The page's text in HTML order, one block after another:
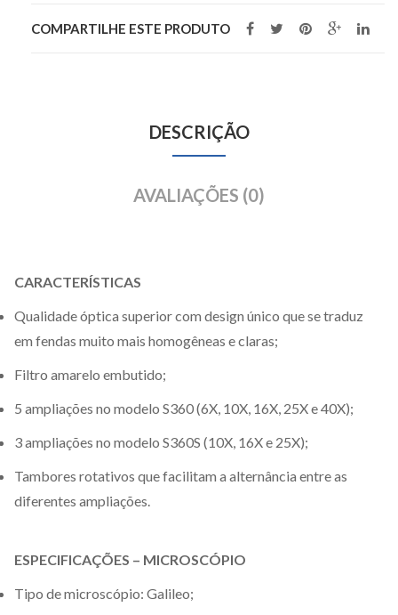
COMPARTILHE ESTE PRODUTO
DESCRIÇÃO
AVALIAÇÕES (0)
CARACTERÍSTICAS
Qualidade óptica superior com design único que se traduz
em fendas muito mais homogêneas e claras;
Filtro amarelo embutido;
5 ampliações no modelo S360 (6X, 10X, 16X, 25X e 40X);
3 ampliações no modelo S360S (10X, 16X e 25X);
Tambores rotativos que facilitam a alternância entre as
diferentes ampliações.
ESPECIFICAÇÕES – MICROSCÓPIO
Tipo de microscópio: Galileo;